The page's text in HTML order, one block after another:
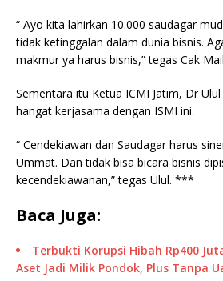
“ Ayo kita lahirkan 10.000 saudagar
tidak ketinggalan dalam dunia bisnis.
makmur ya harus bisnis,” tegas Cak
Sementara itu Ketua ICMI Jatim, Dr
hangat kerjasama dengan ISMI ini.
“ Cendekiawan dan Saudagar harus
Ummat. Dan tidak bisa bicara bisnis
kecendekiawanan,” tegas Ulul. ***
Baca Juga:
Terbukti Korupsi Hibah Rp400
Aset Jadi Milik Pondok, Plus Tanpa